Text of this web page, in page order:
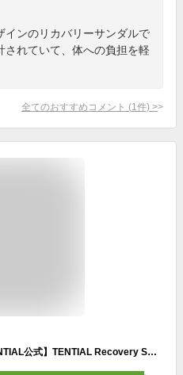
インのリカバリーサンダルで
されていて、体への負担を軽
全てのおすすめコメント (1 件) >
＼ 6/11 11時まで10%OFF／【TENTIAL公式】TENTIAL Recovery Sandal Strap リカバリーサンダル ストラップ 夏 軽量 クッション性 快適 メンズ レディース